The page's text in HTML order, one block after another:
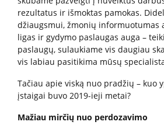
Pažymų išdavimas
Anoniminės paslaugos
Nedarbingumo pažymėjimas
Apsvaigimo nustatymas ir biologinių
Mokymai specialistams
rezultatus ir išmoktas pamokas.
džiaugsmui, žmonių informuotumas
ligas ir gydymo paslaugas auga –
paslaugų, sulaukiame vis daugiau
vis labiau pasitikima mūsų
Tačiau apie viską nuo pradžių – kuo
įstaigai buvo 2019-ieji metai?
Mažiau mirčių nuo perdozavimo